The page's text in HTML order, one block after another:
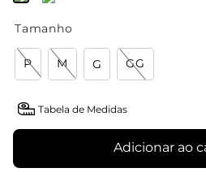
Tamanho
P M G GG
Tabela de Medidas
Adicionar ao